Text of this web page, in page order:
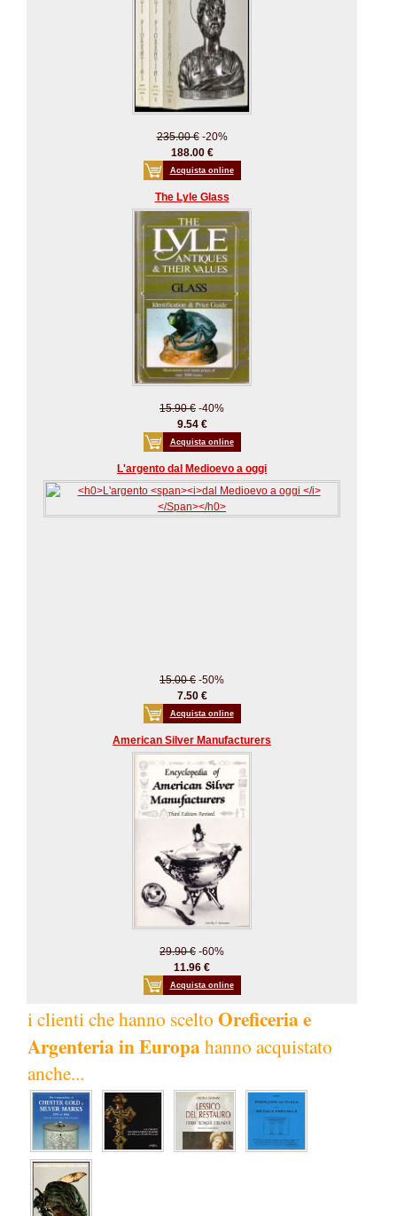
235.00 €-20%
188.00 €
Acquista online
The Lyle Glass
15.90 € -40%
9.54 €
Acquista online
L'argento dal Medioevo a oggi
15.00 € -50%
7.50 €
Acquista online
American Silver Manufacturers
29.90 € -60%
11.96 €
Acquista online
i clienti che hanno scelto Oreficeria e
Argenteria in Europahanno acquistato
anche...